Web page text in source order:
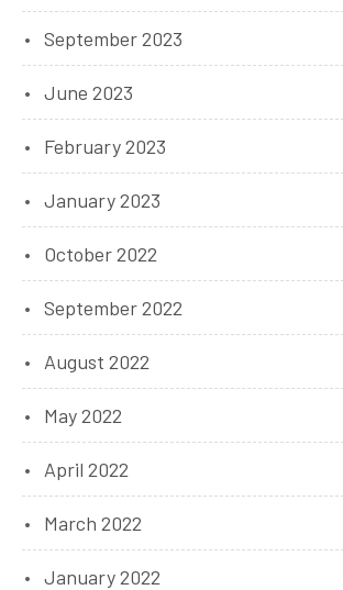
September 2023
June 2023
February 2023
January 2023
October 2022
September 2022
August 2022
May 2022
April 2022
March 2022
January 2022